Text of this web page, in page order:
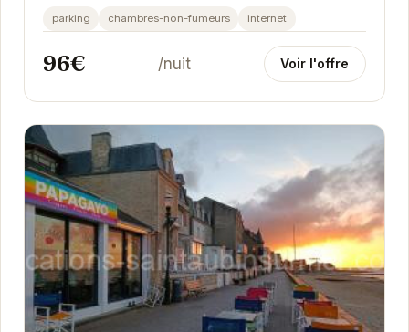
bien équipées.
parking chambres-non-fumeurs internet
96€ /nuit Voir l'offre